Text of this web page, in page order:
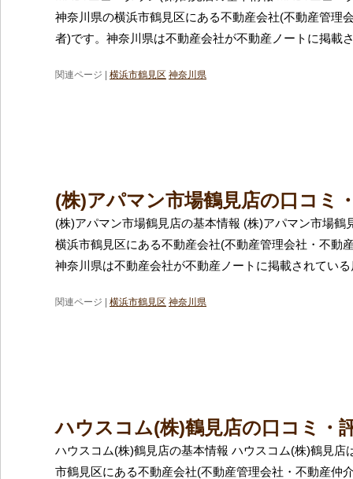
神奈川県の横浜市鶴見区にある不動産会社(不動産管理
者)です。神奈川県は不動産会社が不動産ノートに掲載
関連ページ | 横浜市鶴見区 神奈川県
(株)アパマン市場鶴見店の口コミ
(株)アパマン市場鶴見店の基本情報 (株)アパマン市場鶴
横浜市鶴見区にある不動産会社(不動産管理会社・不動
神奈川県は不動産会社が不動産ノートに掲載されてい
関連ページ | 横浜市鶴見区 神奈川県
ハウスコム(株)鶴見店の口コミ・
ハウスコム(株)鶴見店の基本情報 ハウスコム(株)鶴見店
市鶴見区にある不動産会社(不動産管理会社・不動産仲